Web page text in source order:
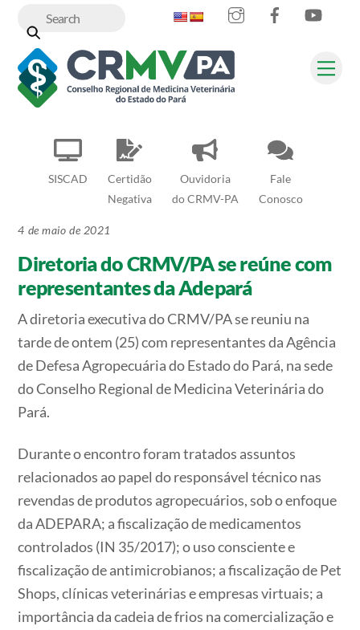
content
SISCAD
Certidão
Negativa
Ouvidoria
do CRMV-PA
Fale
Conosco
InstagramFacebook
4 de maio de 2021
Diretoria do CRMV/PA se reúne com
representantes da Adepará
A diretoria executiva do CRMV/PA se reuniu na
tarde de ontem (25) com representantes da Agência
de Defesa Agropecuária do Estado do Pará, na sede
do Conselho Regional de Medicina Veterinária do
Pará.
Durante o encontro foram tratados assuntos
relacionados ao papel do responsável técnico nas
revendas de produtos agropecuários, sob o enfoque
da ADEPARA; a fiscalização de medicamentos
controlados (IN 35/2017); o uso consciente e
fiscalização de antimicrobianos; a fiscalização de Pet
Shops, clínicas veterinárias e empresas virtuais; a
importância da cadeia de frios na comercialização e